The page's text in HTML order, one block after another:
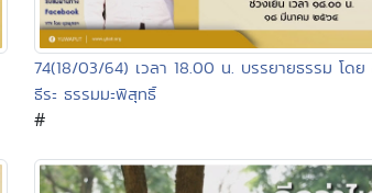
74(18/03/64) เวลา 18.00 น. บรรยายธรรม โดย
ธีระ ธรรมมะพิสุทธิ์
#